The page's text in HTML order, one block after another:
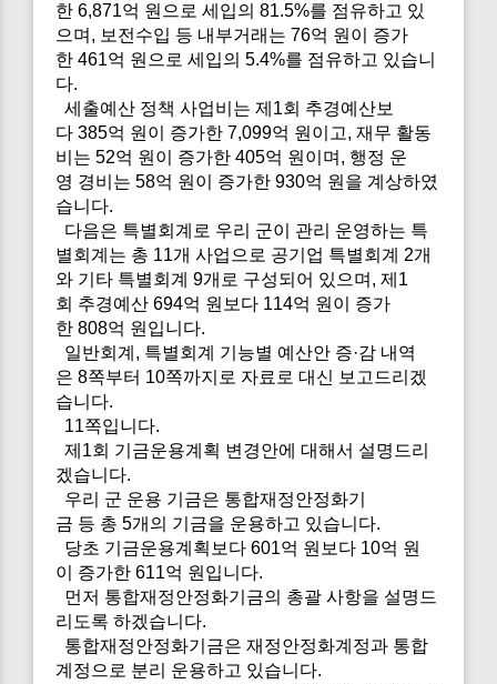
한 6,871억 원으로 세입의 81.5%를 점유하고 있
으며, 보전수입 등 내부거래는 76억 원이 증가
한 461억 원으로 세입의 5.4%를 점유하고 있습니
다.
세출예산 정책 사업비는 제1회 추경예산보
다 385억 원이 증가한 7,099억 원이고, 재무 활동
비는 52억 원이 증가한 405억 원이며, 행정 운
영 경비는 58억 원이 증가한 930억 원을 계상하였
습니다.
다음은 특별회계로 우리 군이 관리 운영하는 특
별회계는 총 11개 사업으로 공기업 특별회계 2개
와 기타 특별회계 9개로 구성되어 있으며, 제1
회 추경예산 694억 원보다 114억 원이 증가
한 808억 원입니다.
일반회계, 특별회계 기능별 예산안 증·감 내역
은 8쪽부터 10쪽까지로 자료로 대신 보고드리겠
습니다.
11쪽입니다.
제1회 기금운용계획 변경안에 대해서 설명드리
겠습니다.
우리 군 운용 기금은 통합재정안정화기
금 등 총 5개의 기금을 운용하고 있습니다.
당초 기금운용계획보다 601억 원보다 10억 원
이 증가한 611억 원입니다.
먼저 통합재정안정화기금의 총괄 사항을 설명드
리도록 하겠습니다.
통합재정안정화기금은 재정안정화계정과 통합
계정으로 분리 운용하고 있습니다.